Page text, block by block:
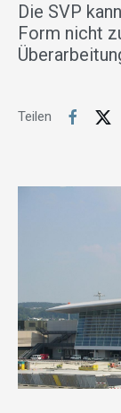
Die SVP
Form nicht
Teilen